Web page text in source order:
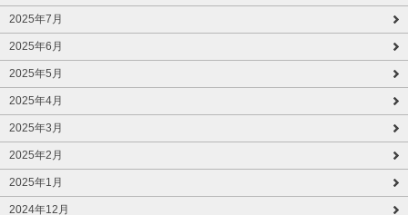
2025年7月
2025年6月
2025年5月
2025年4月
2025年3月
2025年2月
2025年1月
2024年12月